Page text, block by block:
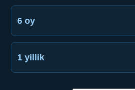
6 oy
1 yillik